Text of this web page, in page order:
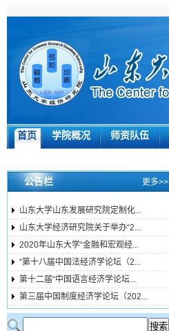
首页 学院概况 师资队伍
公告栏 更多>>
山东大学山东发展研究院定制化...
山东大学经济研究院关于举办“2...
2020年山东大学“金融和宏观经...
“第十八届中国法经济学论坛（2...
第十二届“中国语言经济学论坛...
第三届中国制度经济学论坛（202...